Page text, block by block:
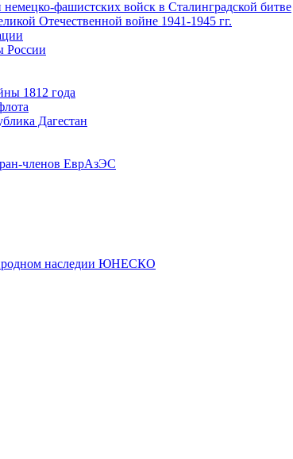
немецко-фашистских войск в Сталинградской битве
Отечественной войне 1941-1945 гг.
России
1812 года
Дагестан
членов ЕврАзЭС
наследии ЮНЕСКО